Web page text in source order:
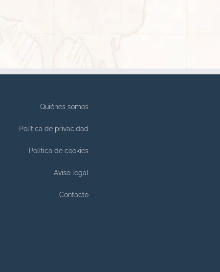
Quiénes somos
Política de privacidad
Política de cookies
Aviso legal
Contacto